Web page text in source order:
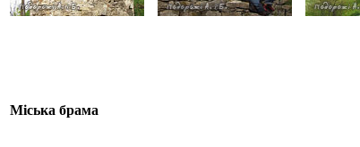
Міська брама